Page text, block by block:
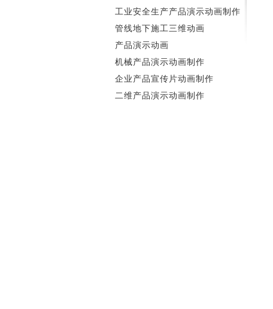
工业安全生产产品演示动画制作
管线地下施工三维动画
产品演示动画
机械产品演示动画制作
企业产品宣传片动画制作
二维产品演示动画制作